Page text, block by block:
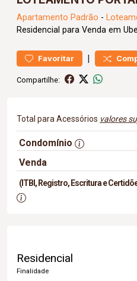
Apartamento Padrão -
Residencial para Venda em
Favoritar |
Compartilhe:
Total para Acessórios valores
Condomínio
Venda
(ITBI, Registro, Escritura e
Residencial
Finalidade